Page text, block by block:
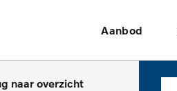
Aanbod
naar overzicht